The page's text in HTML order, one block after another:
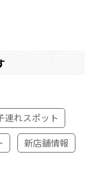
連れスポット
新店舗情報